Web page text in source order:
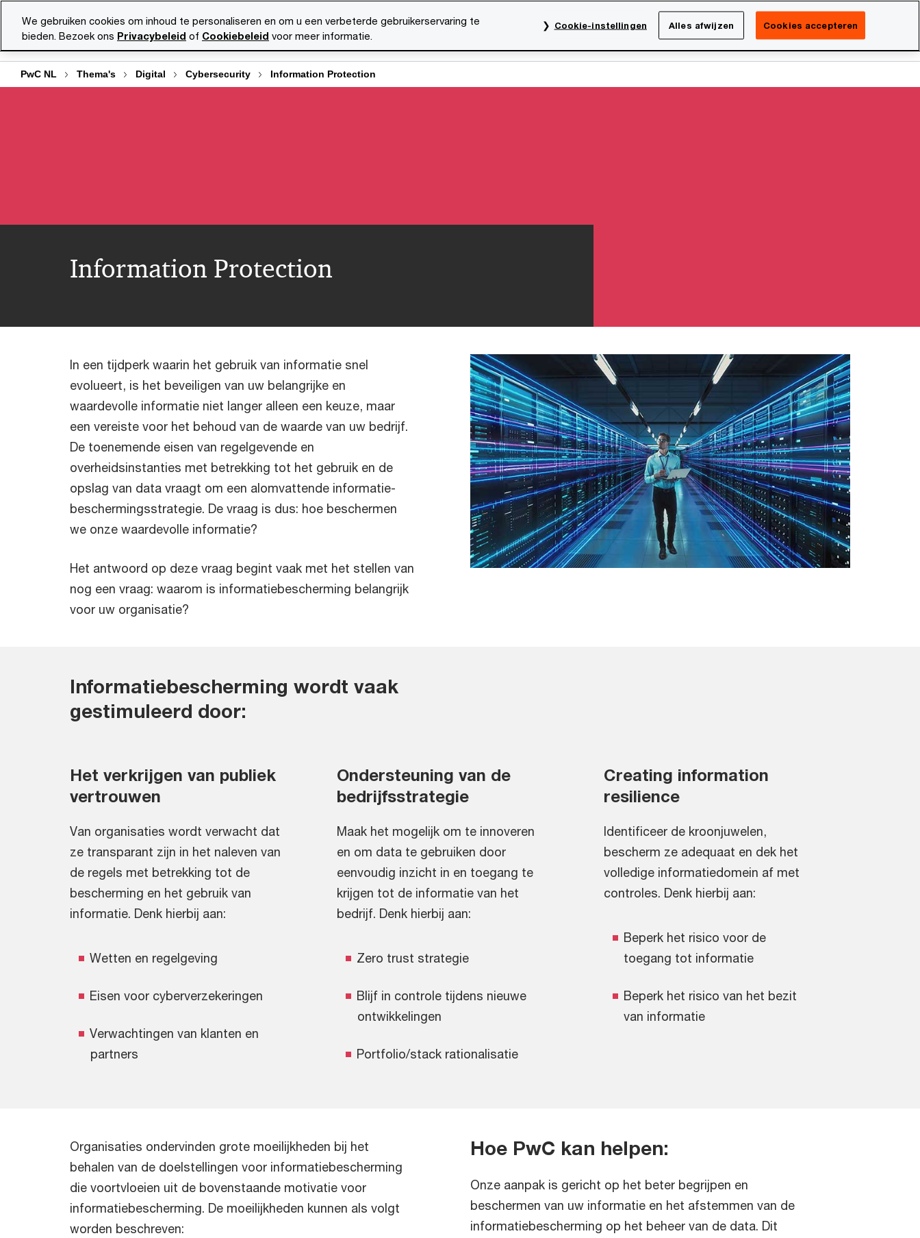
Diensten Marktsectoren Carrière
Netherlands
Search
PwC NL Thema's Digital Cybersecurity Information Protection
Information Protection
In een tijdperk waarin het gebruik van informatie snel
evolueert, is het beveiligen van uw belangrijke en
waardevolle informatie niet langer alleen een keuze, maar
een vereiste voor het behoud van de waarde van uw bedrijf.
De toenemende eisen van regelgevende en
overheidsinstanties met betrekking tot het gebruik en de
opslag van data vraagt om een alomvattende informatie-
beschermingsstrategie. De vraag is dus: hoe beschermen
we onze waardevolle informatie?
Het antwoord op deze vraag begint vaak met het stellen van
nog een vraag: waarom is informatiebescherming belangrijk
voor uw organisatie?
Informatiebescherming wordt vaak
gestimuleerd door:
Het verkrijgen van publiek
vertrouwen
Van organisaties wordt verwacht dat
ze transparant zijn in het naleven van
de regels met betrekking tot de
bescherming en het gebruik van
informatie. Denk hierbij aan:
Wetten en regelgeving
Eisen voor cyberverzekeringen
Verwachtingen van klanten en
partners
Ondersteuning van de
bedrijfsstrategie
Maak het mogelijk om te innoveren
en om data te gebruiken door
eenvoudig inzicht in en toegang te
krijgen tot de informatie van het
bedrijf. Denk hierbij aan:
Zero trust strategie
Blijf in controle tijdens nieuwe
ontwikkelingen
Portfolio/stack rationalisatie
Creating information
resilience
Identificeer de kroonjuwelen,
bescherm ze adequaat en dek het
volledige informatiedomein af met
controles. Denk hierbij aan:
Beperk het risico voor de
toegang tot informatie
Beperk het risico van het bezit
van informatie
Organisaties ondervinden grote moeilijkheden bij het
behalen van de doelstellingen voor informatiebescherming
die voortvloeien uit de bovenstaande motivatie voor
informatiebescherming. De moeilijkheden kunnen als volgt
worden beschreven:
Hoe PwC kan helpen:
Onze aanpak is gericht op het beter begrijpen en
beschermen van uw informatie en het afstemmen van de
informatiebescherming op het beheer van de data. Dit
We gebruiken cookies om inhoud te personaliseren en om u een verbeterde gebruikerservaring te
bieden. Bezoek ons Privacybeleid of Cookiebeleid voor meer informatie.
Cookie-instellingen Alles afwijzen Cookies accepteren